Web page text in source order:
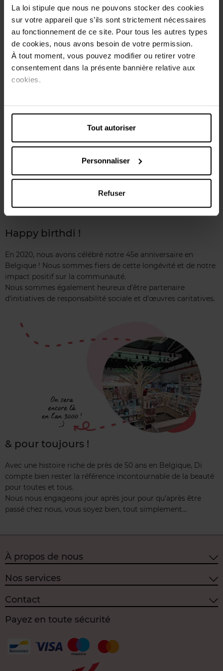
La loi stipule que nous ne pouvons stocker des cookies
sur votre appareil que s’ils sont strictement nécessaires
au fonctionnement de ce site. Pour tous les autres types
de cookies, nous avons besoin de votre permission.
À tout moment, vous pouvez modifier ou retirer votre
consentement dans la présente bannière relative aux
cookies.
Tout autoriser
Personnaliser
Refuser
Comme en magasin, vous pouvez également profiter du
programme de fidélité, de remises et d'offres spéciales pour
maximiser votre expérience d'achat chez Di.
Depuis le début...
Dans nos magasins, vous pouvez aujourd'hui (re)découvrir
de nombreuses marques qui minimise l'impact sur notre
Tout notre siège central et notre dépôt sont d'ailleurs
Happy birthdi !
En 2020, nous avons célébré notre 45e anniversaire en
Belgique ! Nous sommes fiers de cette longévité et de notre
impact positif sur la communauté.
Nous sommes également heureux d'être partenaire
d’initiatives de responsabilité sociale et d’œuvres caritatives.
& pour toujours !
Avec une histoire riche de près de 50 ans en Belgique, Di
compte bien rester la référence incontournable de la beauté
pour toutes et tous.
Nous nous engageons jour après jour pour qu’après être
passé chez nous, vous soyez bien, tout simplement…
À propos de nous
Nos services
Contact
Payez en toute sécurité